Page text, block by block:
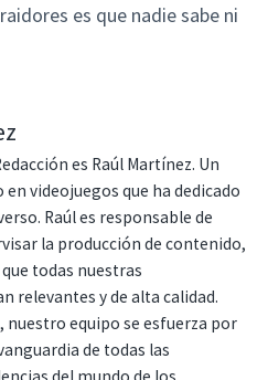
es que nadie sabe ni
es Raúl Martínez. Un
videojuegos que ha dedicado
Raúl es responsable de
la producción de contenido,
todas nuestras
relevantes y de alta calidad.
nuestro equipo se esfuerza por
de todas las